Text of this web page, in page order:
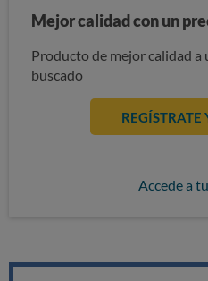
Mejor calidad con un
Producto de mejor calidad a
buscado
REGÍSTRATE
Accede a